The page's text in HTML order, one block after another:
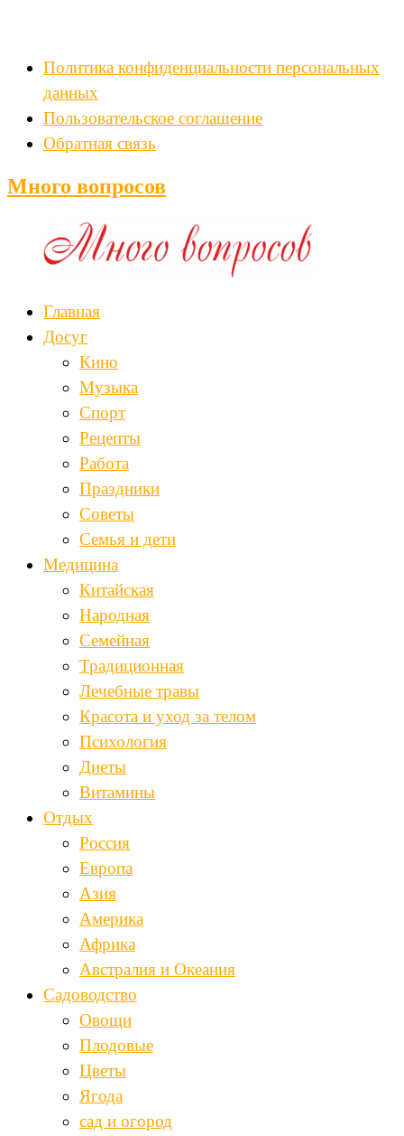
Политика конфиденциальности персональных
данных
Пользовательское соглашение
Обратная связь
Много вопросов
Главная
Досуг
Кино
Музыка
Спорт
Рецепты
Работа
Праздники
Советы
Семья и дети
Медицина
Китайская
Народная
Семейная
Традиционная
Лечебные травы
Красота и уход за телом
Психология
Диеты
Витамины
Отдых
Россия
Европа
Азия
Америка
Африка
Австралия и Океания
Садоводство
Овощи
Плодовые
Цветы
Ягода
сад и огород